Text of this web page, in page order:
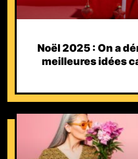
Noël 2025 : On a
meilleures idées